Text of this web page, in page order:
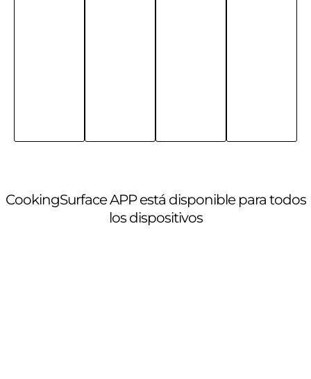
CookingSurface APP está disponible para todos
los dispositivos